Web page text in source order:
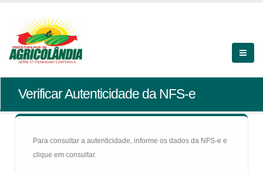
Verificar Autenticidade da NFS-e
Para consultar a autenticidade, informe os dados da NFS-e e
clique em consultar.